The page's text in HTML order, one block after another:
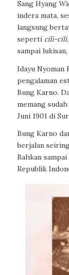
Sang Hyang
indera mata,
langsung
seperti cili-cili,
sampai
Idayu Nyoman
pengalaman
Bung Karno.
memang
Juni 1901 di
Bung Karno
berjalan
Bahkan
Republik